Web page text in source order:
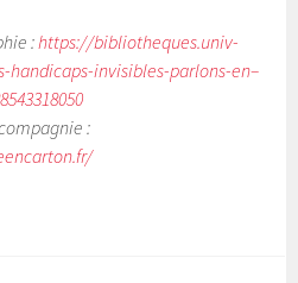
:https://bibliotheques.univ-
handicaps-invisibles-parlons-en–
: